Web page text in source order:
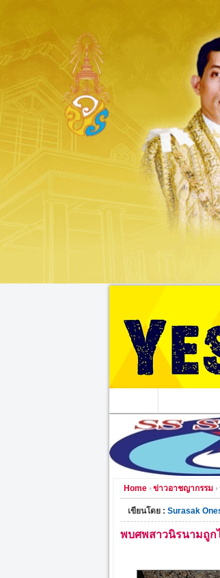
Home ข่าวอาชญากรรม
เขียนโดย : Surasak
พบศพสาวนิรนามถูก